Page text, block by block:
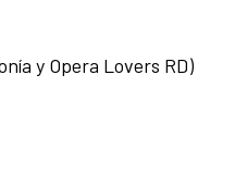
y Opera Lovers RD)